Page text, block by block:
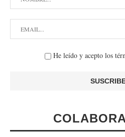
He leído y acepto los